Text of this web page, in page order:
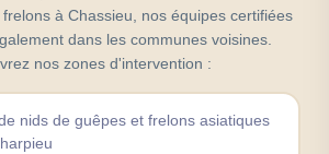
à Chassieu, nos équipes certifiées
dans les communes voisines.
nos zones d'intervention :
nids de guêpes et frelons asiatiques